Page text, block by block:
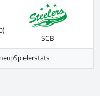
SCB
Spielerstats